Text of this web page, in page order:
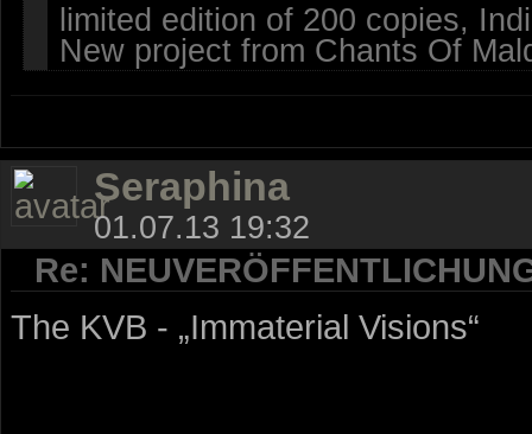
limited edition of 200 copies,
New project from Chants Of
Seraphina
01.07.13 19:32
Re:
The KVB - „Immaterial Visions“